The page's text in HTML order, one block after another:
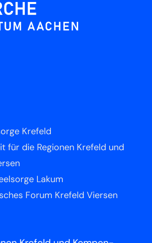
Krefeld
für die Regionen Krefeld und
Lakum
Forum Krefeld Viersen